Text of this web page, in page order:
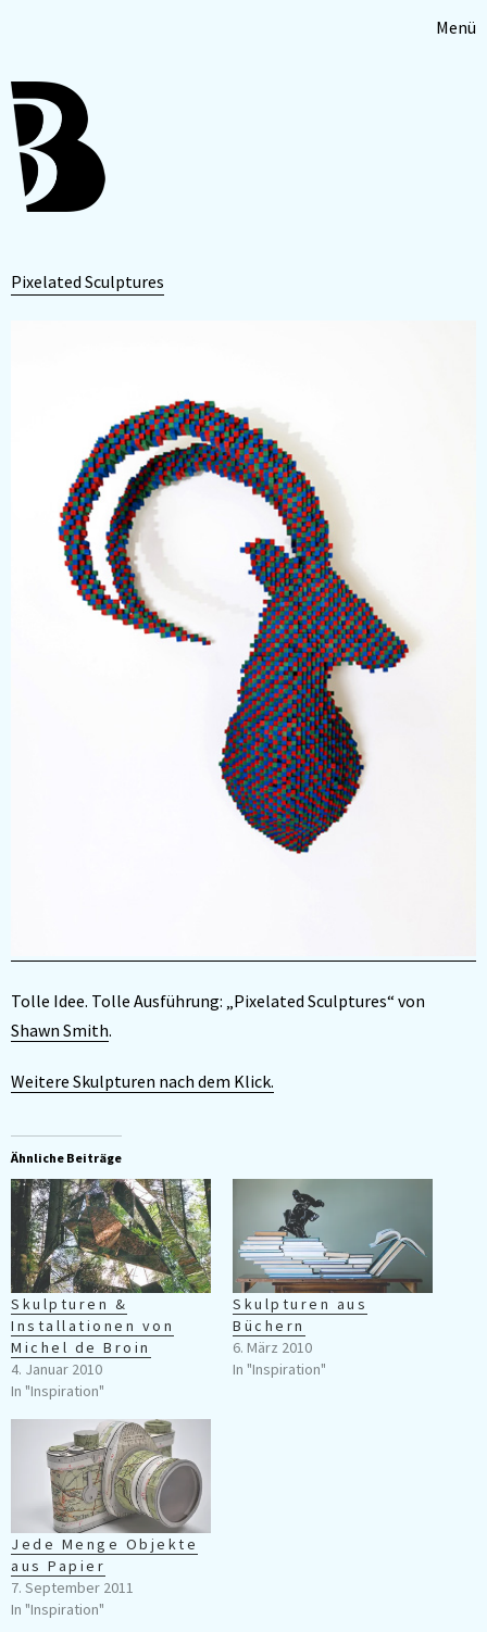
Menü
Pixelated Sculptures
Tolle Idee. Tolle Ausführung: „Pixelated Sculptures“ von
Shawn Smith.
Weitere Skulpturen nach dem Klick.
Ähnliche Beiträge
Skulpturen &
Installationen von
Michel de Broin
4. Januar 2010
In "Inspiration"
Skulpturen aus
Büchern
6. März 2010
In "Inspiration"
Jede Menge Objekte
aus Papier
7. September 2011
In "Inspiration"